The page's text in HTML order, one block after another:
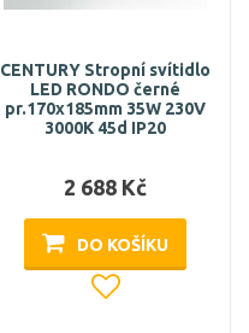
CENTURY Stropní svítidlo
LED RONDO černé
pr.170x185mm 35W 230V
3000K 45d IP20
2 688 Kč
DO KOŠÍKU